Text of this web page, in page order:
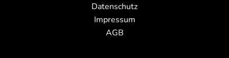
Datenschutz
Impressum
AGB